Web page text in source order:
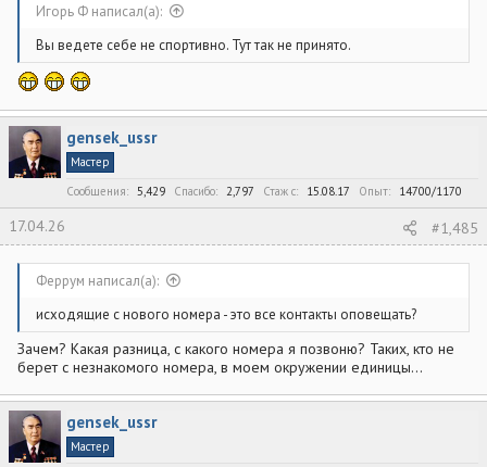
Игорь Ф написал(а):
Вы ведете себе не спортивно. Тут так не принято.
gensek_ussr
Мастер
Сообщения
5,429 Спасибо 2,797 Стаж c 15.08.17 Опыт 14700/1170
17.04.26 #1,485
Феррум написал(а):
исходящие с нового номера - это все контакты оповещать?
Зачем? Какая разница, с какого номера я позвоню? Таких, кто не
берет с незнакомого номера, в моем окружении единицы...
gensek_ussr
Мастер